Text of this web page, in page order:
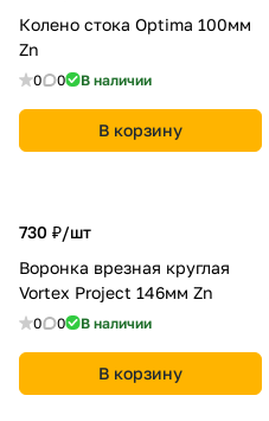
Колено стока Optima 100мм
Zn
0 0 В наличии
В корзину
730 ₽/шт
Воронка врезная круглая
Vortex Project 146мм Zn
0 0 В наличии
В корзину